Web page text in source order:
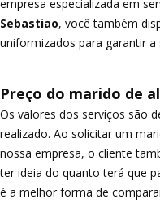
empresa especializada em
Sebastiao, você também
uniformizados para garantir a
Preço do marido de
Os valores dos serviços são
realizado. Ao solicitar um
nossa empresa, o cliente
ter ideia do quanto terá que
é a melhor forma de